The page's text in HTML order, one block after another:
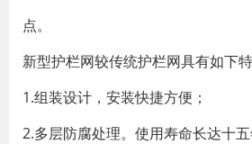
点。
新型护栏网较传统护栏网具有如下
1.组装设计，安装快捷方便；
2.多层防腐处理。使用寿命长达十